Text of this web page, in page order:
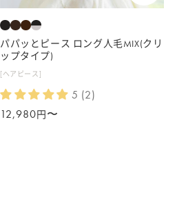
パパッとピース ロング人毛MIX(クリ
ップタイプ)
[ヘアピース]
5 (2)
通
12,980円〜